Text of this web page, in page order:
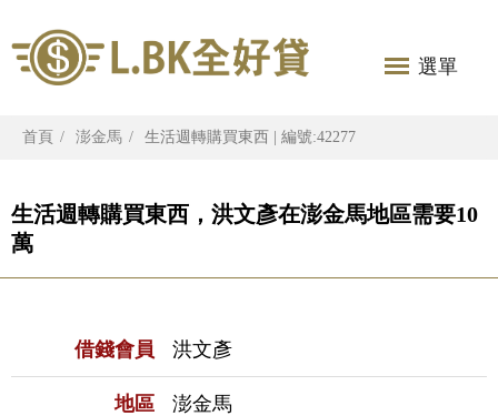
選單
首頁 澎金馬 生活週轉購買東西 | 編號:42277
生活週轉購買東西，洪文彥在澎金馬地區需要10
萬
借錢會員 洪文彥
地區 澎金馬